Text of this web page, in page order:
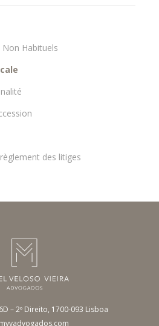
Non Habituels
des litiges
– 2º Direito, 1700-093 Lisboa